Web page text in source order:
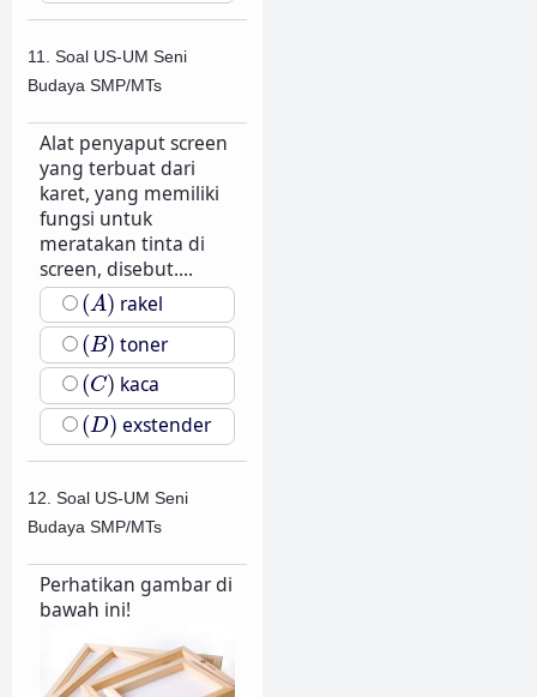
11. Soal US-UM Seni
Budaya SMP/MTs
Alat penyaput screen
yang terbuat dari
karet, yang memiliki
fungsi untuk
meratakan tinta di
screen, disebut....
(A)
(A) rakel
(B)
(B) toner
(C)
(C) kaca
(D)
(D) exstender
12. Soal US-UM Seni
Budaya SMP/MTs
Perhatikan gambar di
bawah ini!